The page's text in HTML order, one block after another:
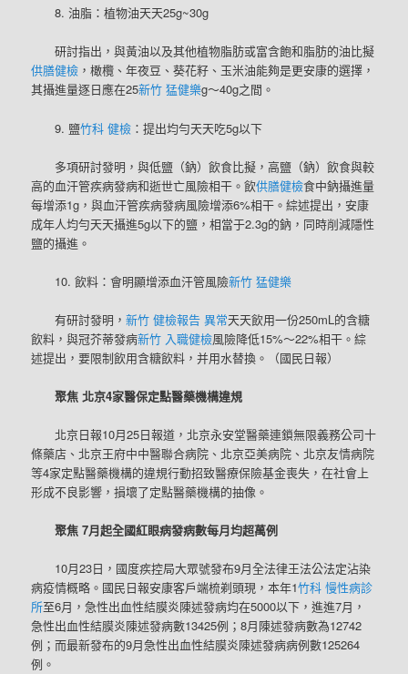
8. 油脂：植物油天天25g~30g
研討指出，與黃油以及其他植物脂肪或富含飽和脂肪的油比擬
供膳健檢 ，橄欖、年夜豆、葵花籽、玉米油能夠是更安康的選擇，
其攝進量逐日應在25新竹 猛健樂g～40g之間。
9. 鹽竹科 健檢 ：提出均勻天天吃5g以下
多項研討發明，與低鹽（鈉）飲食比擬，高鹽（鈉）飲食與較
高的血汗管疾病發病和逝世亡風險相干。飲供膳健檢食中鈉攝進量
每增添1g，與血汗管疾病發病風險增添6%相干。綜述提出，安康
成年人均勻天天攝進5g以下的鹽，相當于2.3g的鈉，同時削減隱性
鹽的攝進。
10. 飲料：會明顯增添血汗管風險新竹 猛健樂
有研討發明，新竹 健檢報告 異常天天飲用一份250mL的含糖
飲料，與冠芥蒂發病新竹 入職健檢風險降低15%～22%相干。綜
述提出，要限制飲用含糖飲料，并用水替換。（國民日報）
聚焦 北京4家醫保定點醫藥機構違規
北京日報10月25日報道，北京永安堂醫藥連鎖無限義務公司十
條藥店、北京王府中中醫聯合病院、北京亞美病院、北京友情病院
等4家定點醫藥機構的違規行動招致醫療保險基金喪失，在社會上
形成不良影響，損壞了定點醫藥機構的抽像。
聚焦 7月起全國紅眼病發病數每月均超萬例
10月23日，國度疾控局大眾號發布9月全法律王法公法定沾染
病疫情概略。國民日報安康客戶端梳剃頭現，本年1竹科 慢性病診
所至6月，急性出血性結膜炎陳述發病均在5000以下，進進7月，
急性出血性結膜炎陳述發病數13425例；8月陳述發病數為12742
例；而最新發布的9月急性出血性結膜炎陳述發病病例數125264
例。